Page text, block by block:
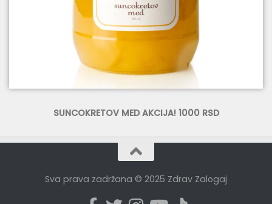
SUNCOKRETOV MED AKCIJA! 1000 RSD
Sva prava zadržana © 2025 Zdrav Zalogaj